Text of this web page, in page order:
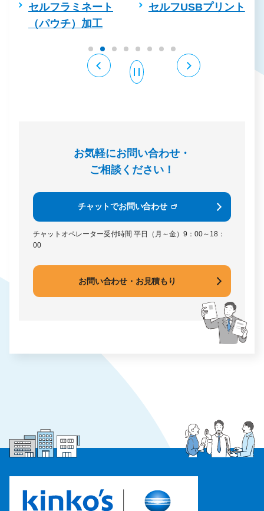
ラミネート
チ）加工
セルフUSBプリント セルフ
お気軽にお問い合わせ・
ご相談ください！
チャットでお問い合わせ
チャットオペレーター受付時間 平日（月～金）9：00～18：
00
お問い合わせ・お見積もり